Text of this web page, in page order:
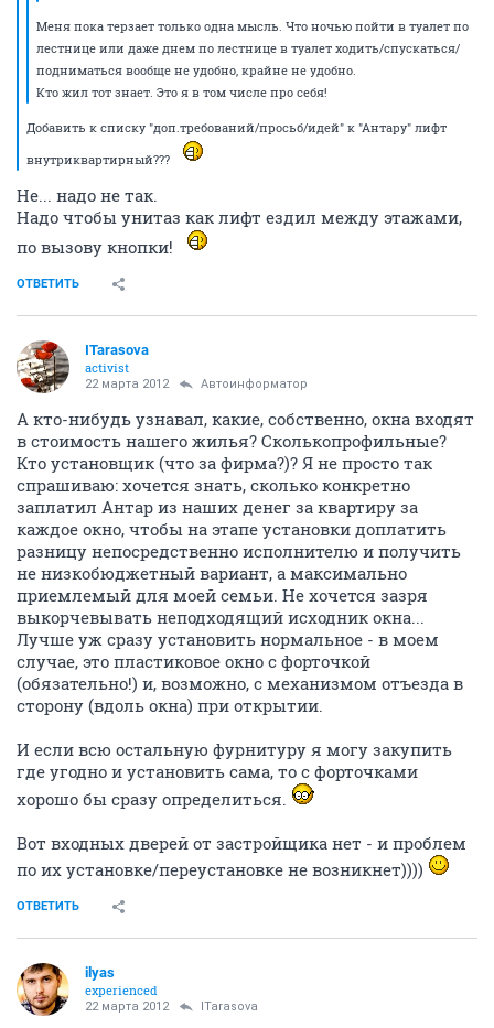
Меня пока терзает только одна мысль. Что ночью пойти в туалет по
лестнице или даже днем по лестнице в туалет ходить/спускаться/
подниматься вообще не удобно, крайне не удобно.
Кто жил тот знает. Это я в том числе про себя!
Добавить к списку "доп.требований/просьб/идей" к "Антару" лифт
внутриквартирный???
Не... надо не так.
Надо чтобы унитаз как лифт ездил между этажами,
по вызову кнопки!
ОТВЕТИТЬ
ITarasova
activist
22 марта 2012 Автоинформатор
А кто-нибудь узнавал, какие, собственно, окна входят
в стоимость нашего жилья? Сколькопрофильные?
Кто установщик (что за фирма?)? Я не просто так
спрашиваю: хочется знать, сколько конкретно
заплатил Антар из наших денег за квартиру за
каждое окно, чтобы на этапе установки доплатить
разницу непосредственно исполнителю и получить
не низкобюджетный вариант, а максимально
приемлемый для моей семьи. Не хочется зазря
выкорчевывать неподходящий исходник окна...
Лучше уж сразу установить нормальное - в моем
случае, это пластиковое окно с форточкой
(обязательно!) и, возможно, с механизмом отъезда в
сторону (вдоль окна) при открытии.
И если всю остальную фурнитуру я могу закупить
где угодно и установить сама, то с форточками
хорошо бы сразу определиться.
Вот входных дверей от застройщика нет - и проблем
по их установке/переустановке не возникнет))))
ОТВЕТИТЬ
ilyas
experienced
22 марта 2012 ITarasova